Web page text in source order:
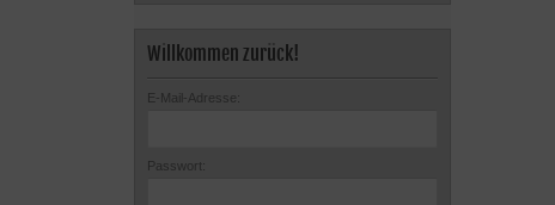
Willkommen zurück!
E-Mail-Adresse:
Passwort: